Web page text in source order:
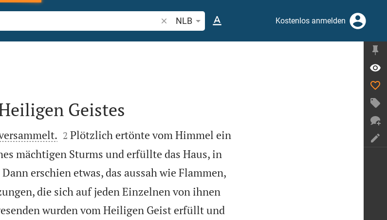
Bibelstelle oder Begriff suchen
NLB Kostenlos anmelden
Geistes

2 Plötzlich ertönte vom Himmel ein
mächtigen Sturms und erfüllte das Haus, in
Dann erschien etwas, das aussah wie Flammen,
die sich auf jeden Einzelnen von ihnen
wurden vom Heiligen Geist erfüllt und